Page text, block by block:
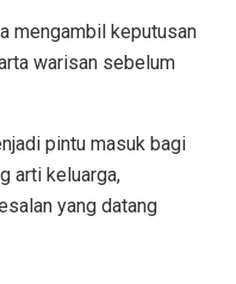
mengambil keputusan
warisan sebelum
pintu masuk bagi
arti keluarga,
yang datang